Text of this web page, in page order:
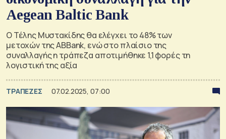
Aegean Baltic Bank
Ο Τέλης Μυστακίδης θα ελέγχει το 48% των
μετοχών της ABBank, ενώ στο πλαίσιο της
συναλλαγής η τράπεζα αποτιμήθηκε 1,1 φορές τη
λογιστική της αξία
ΤΡΑΠΕΖΕΣ 07.02.2025, 07:00